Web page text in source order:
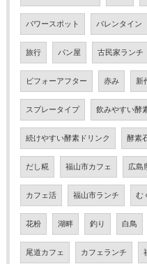
パワースポット バレンタイン
旅行 パン屋 古民家ランチ
ビフォーアフター 赤み 新
スプレータイプ 飲みやすい酵
続けやすい酵素ドリンク 酵素
だし糀 福山市カフェ 広島
カフェ活 福山市ランチ む
花粉 湖畔 釣り 白鳥
尾道カフェ カフェランチ